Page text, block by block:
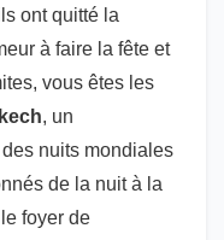
ont quitté la
à faire la fête et
vous êtes les
, un
nuits mondiales
de la nuit à la
foyer de